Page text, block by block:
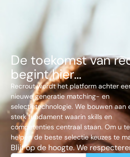
De toekomst van
begint hier...
Recrout wordt het platform achter
nieuwe generatie matching- en
selectietechnologie. We bouwen aan
sterk fundament waarin skills en
competenties centraal staan. Om u te
helpen de beste selectie keuzes te
Blijf op de hoogte. We